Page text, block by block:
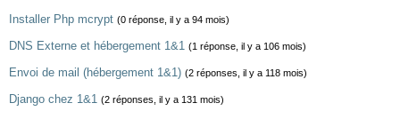
Installer Php mcrypt (0 réponse, il y a 94 mois)
DNS Externe et hébergement 1&1 (1 réponse, il y a 106 mois)
Envoi de mail (hébergement 1&1) (2 réponses, il y a 118 mois)
Django chez 1&1 (2 réponses, il y a 131 mois)